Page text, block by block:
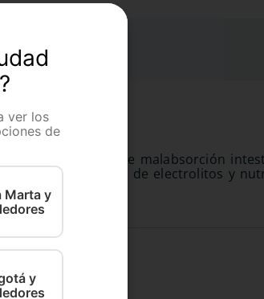
el riesgo de malabsorción
aumentado de electrolitos y
ver los
de
Marta y
y